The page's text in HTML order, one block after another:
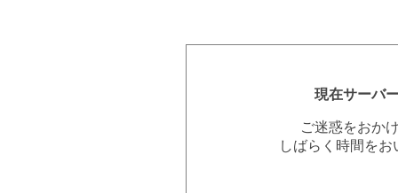
現在サーバ
ご迷惑をおか
しばらく時間を